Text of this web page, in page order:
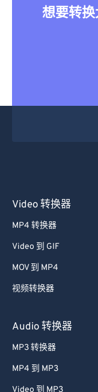
想要转
Video 转换器
MP4 转换器
Video 到 GIF
MOV 到 MP4
视频转换器
Audio 转换器
MP3 转换器
MP4 到 MP3
Video 到 MP3